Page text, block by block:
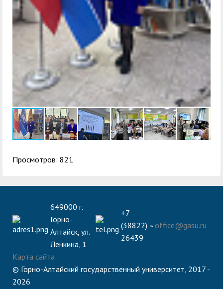
Просмотров: 821
649000 г.
Горно-
Алтайск, ул.
Ленкина, 1
+7
(38822)
26439
office@gasu.ru
Карта сайта
© Горно-Алтайский государственный университет, 2017 -
2026